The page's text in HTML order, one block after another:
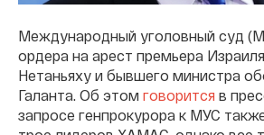
Международный уголовный суд
ордера на арест премьера
Нетаньяху и бывшего министра
Галанта. Об этом говорится в
запросе генпрокурора к МУС